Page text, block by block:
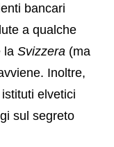
bancari
a qualche
la Svizzera (ma
Inoltre,
elvetici
sul segreto